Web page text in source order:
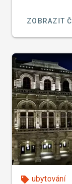
ZOBRAZIT
ubytování